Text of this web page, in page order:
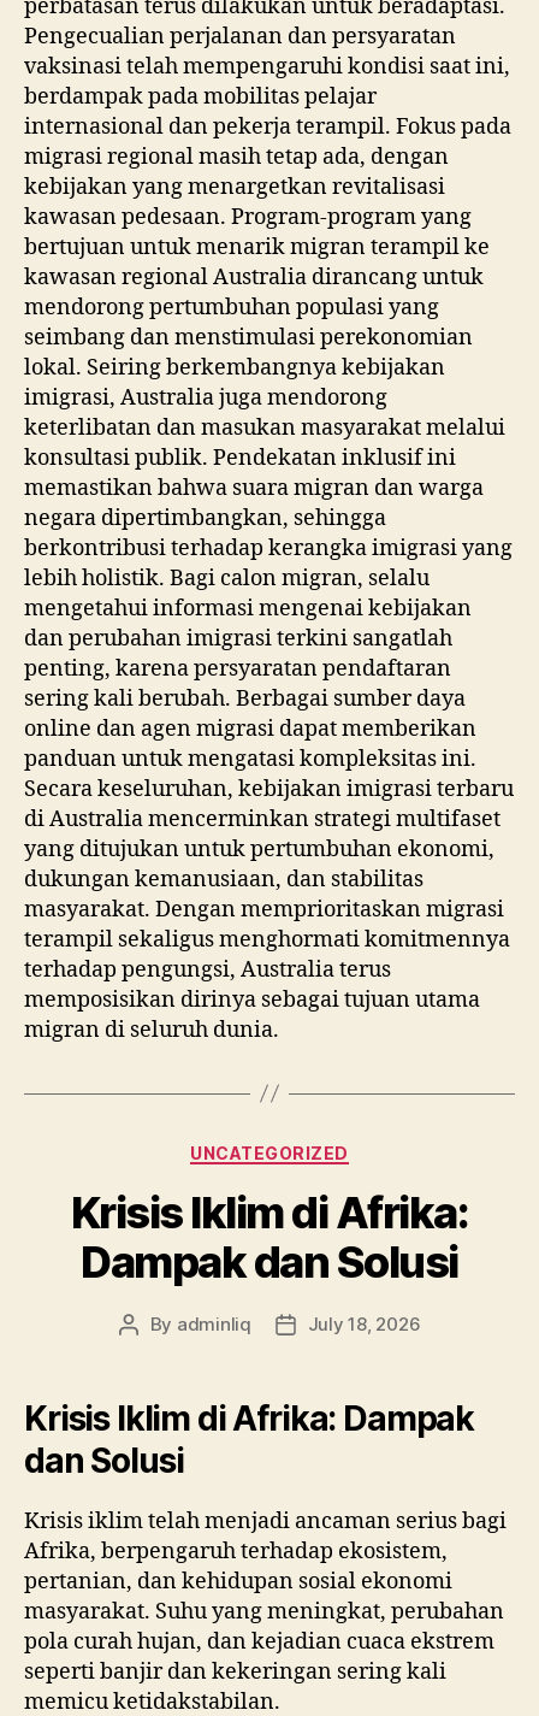
perbatasan terus dilakukan untuk beradaptasi.
Pengecualian perjalanan dan persyaratan
vaksinasi telah mempengaruhi kondisi saat ini,
berdampak pada mobilitas pelajar
internasional dan pekerja terampil. Fokus pada
migrasi regional masih tetap ada, dengan
kebijakan yang menargetkan revitalisasi
kawasan pedesaan. Program-program yang
bertujuan untuk menarik migran terampil ke
kawasan regional Australia dirancang untuk
mendorong pertumbuhan populasi yang
seimbang dan menstimulasi perekonomian
lokal. Seiring berkembangnya kebijakan
imigrasi, Australia juga mendorong
keterlibatan dan masukan masyarakat melalui
konsultasi publik. Pendekatan inklusif ini
memastikan bahwa suara migran dan warga
negara dipertimbangkan, sehingga
berkontribusi terhadap kerangka imigrasi yang
lebih holistik. Bagi calon migran, selalu
mengetahui informasi mengenai kebijakan
dan perubahan imigrasi terkini sangatlah
penting, karena persyaratan pendaftaran
sering kali berubah. Berbagai sumber daya
online dan agen migrasi dapat memberikan
panduan untuk mengatasi kompleksitas ini.
Secara keseluruhan, kebijakan imigrasi terbaru
di Australia mencerminkan strategi multifaset
yang ditujukan untuk pertumbuhan ekonomi,
dukungan kemanusiaan, dan stabilitas
masyarakat. Dengan memprioritaskan migrasi
terampil sekaligus menghormati komitmennya
terhadap pengungsi, Australia terus
memposisikan dirinya sebagai tujuan utama
migran di seluruh dunia.
Categories
UNCATEGORIZED
Krisis Iklim di Afrika:
Dampak dan Solusi
Post
By adminliq
PostJuly 18, 2026
Krisis Iklim di Afrika: Dampak
dan Solusi
Krisis iklim telah menjadi ancaman serius bagi
Afrika, berpengaruh terhadap ekosistem,
pertanian, dan kehidupan sosial ekonomi
masyarakat. Suhu yang meningkat, perubahan
pola curah hujan, dan kejadian cuaca ekstrem
seperti banjir dan kekeringan sering kali
memicu ketidakstabilan.